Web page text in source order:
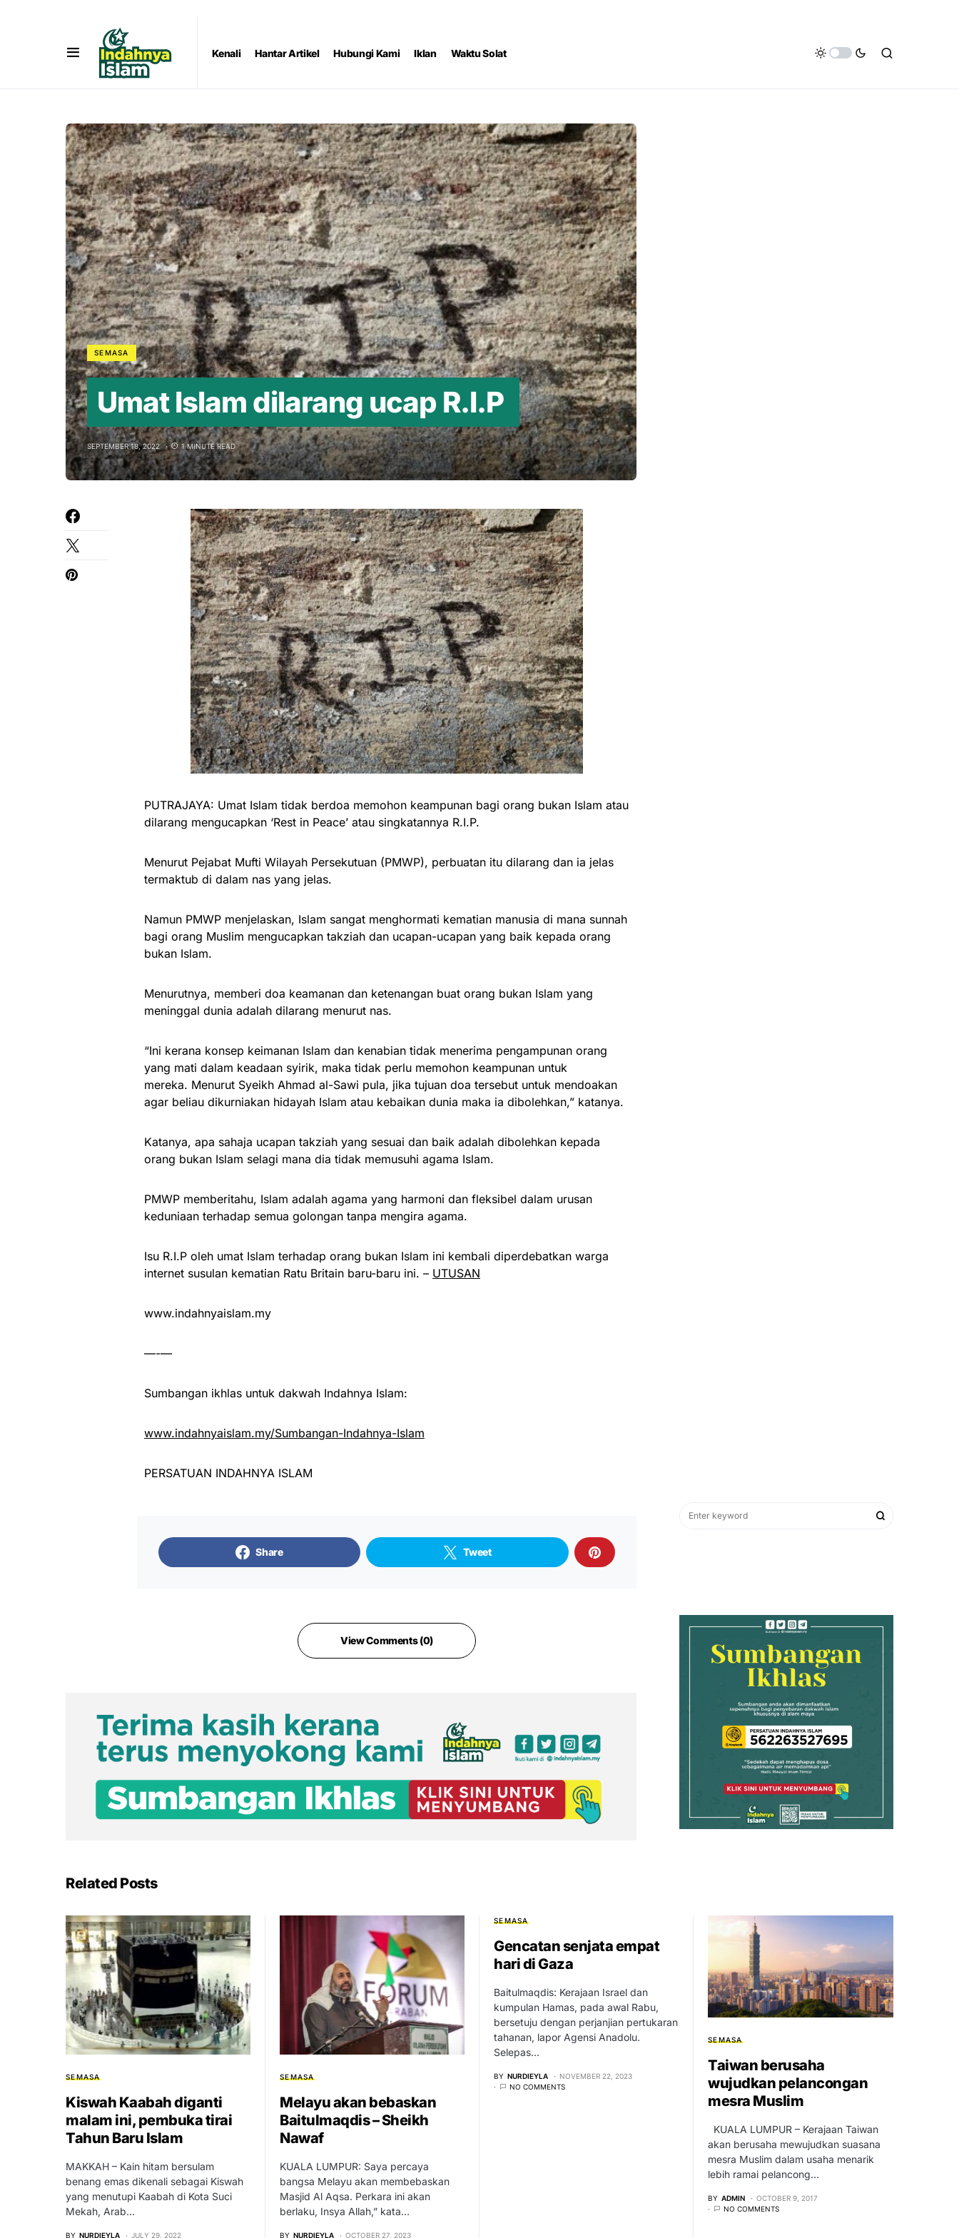
Kenali Hantar Artikel Hubungi Kami Iklan Waktu Solat
SEMASA
Umat Islam dilarang ucap R.I.P
SEPTEMBER 18, 2022 1 MINUTE READ
PUTRAJAYA: Umat Islam tidak berdoa memohon keampunan bagi orang bukan Islam atau
dilarang mengucapkan ‘Rest in Peace’ atau singkatannya R.I.P.
Menurut Pejabat Mufti Wilayah Persekutuan (PMWP), perbuatan itu dilarang dan ia jelas
termaktub di dalam nas yang jelas.
Namun PMWP menjelaskan, Islam sangat menghormati kematian manusia di mana sunnah
bagi orang Muslim mengucapkan takziah dan ucapan-ucapan yang baik kepada orang
bukan Islam.
Menurutnya, memberi doa keamanan dan ketenangan buat orang bukan Islam yang
meninggal dunia adalah dilarang menurut nas.
“Ini kerana konsep keimanan Islam dan kenabian tidak menerima pengampunan orang
yang mati dalam keadaan syirik, maka tidak perlu memohon keampunan untuk
mereka. Menurut Syeikh Ahmad al-Sawi pula, jika tujuan doa tersebut untuk mendoakan
agar beliau dikurniakan hidayah Islam atau kebaikan dunia maka ia dibolehkan,” katanya.
Katanya, apa sahaja ucapan takziah yang sesuai dan baik adalah dibolehkan kepada
orang bukan Islam selagi mana dia tidak memusuhi agama Islam.
PMWP memberitahu, Islam adalah agama yang harmoni dan fleksibel dalam urusan
keduniaan terhadap semua golongan tanpa mengira agama.
Isu R.I.P oleh umat Islam terhadap orang bukan Islam ini kembali diperdebatkan warga
internet susulan kematian Ratu Britain baru-baru ini. – UTUSAN
www.indahnyaislam.my
—-—
Sumbangan ikhlas untuk dakwah Indahnya Islam:
www.indahnyaislam.my/Sumbangan-Indahnya-Islam
PERSATUAN INDAHNYA ISLAM
Share Tweet
View Comments (0)
Related Posts
SEMASA
Kiswah Kaabah diganti
malam ini, pembuka tirai
Tahun Baru Islam
MAKKAH – Kain hitam bersulam
benang emas dikenali sebagai Kiswah
yang menutupi Kaabah di Kota Suci
Mekah, Arab…
BY NURDIEYLA JULY 29, 2022
SEMASA
Melayu akan bebaskan
Baitulmaqdis – Sheikh
Nawaf
KUALA LUMPUR: Saya percaya
bangsa Melayu akan membebaskan
Masjid Al Aqsa. Perkara ini akan
berlaku, Insya Allah,” kata…
BY NURDIEYLA OCTOBER 27, 2023
SEMASA
Gencatan senjata empat
hari di Gaza
Baitulmaqdis: Kerajaan Israel dan
kumpulan Hamas, pada awal Rabu,
bersetuju dengan perjanjian pertukaran
tahanan, lapor Agensi Anadolu.
Selepas…
BY NURDIEYLA
NOVEMBER 22, 2023
NO COMMENTS
SEMASA
Taiwan berusaha
wujudkan pelancongan
mesra Muslim
KUALA LUMPUR – Kerajaan Taiwan
akan berusaha mewujudkan suasana
mesra Muslim dalam usaha menarik
lebih ramai pelancong…
BY ADMIN
OCTOBER 9, 2017
NO COMMENTS